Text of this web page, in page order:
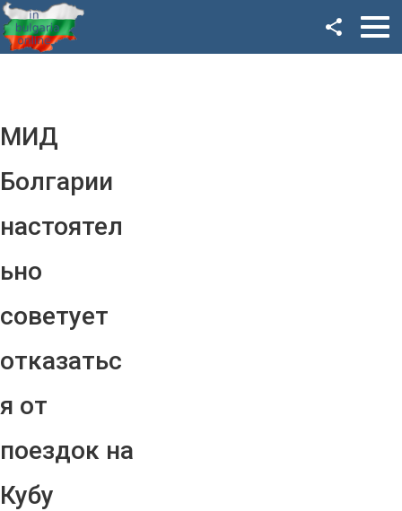
МИД
Болгарии
настоятел
ьно
советует
отказатьс
я от
поездок на
Кубу